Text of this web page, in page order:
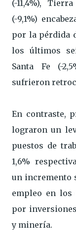
(-11,4%),
(-9,1%)
por la pérdida
los últimos
Santa Fe (-
sufrieron
En contraste,
lograron un
puestos de
1,6%
un incremento
empleo en los
por
y minería.